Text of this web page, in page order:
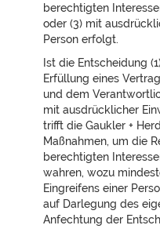
berechtigten
oder (3) mit
Person erfolgt.
Ist die Entscheidung
Erfüllung eines
und dem
mit ausdrücklicher
trifft die Gaukler +
Maßnahmen, um die
berechtigten
wahren, wozu
Eingreifens einer
auf Darlegung des
Anfechtung der